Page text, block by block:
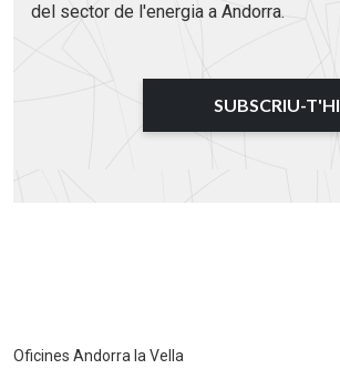
del sector de l'energia a Andorra.
SUBSCRIU-T'HI
Oficines Andorra la Vella